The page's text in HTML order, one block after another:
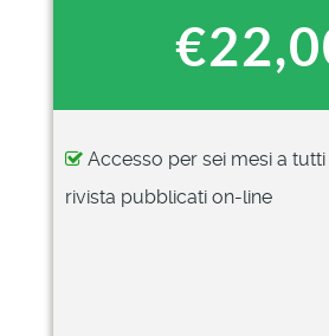
Accesso per sei mesi a
rivista pubblicati on-line